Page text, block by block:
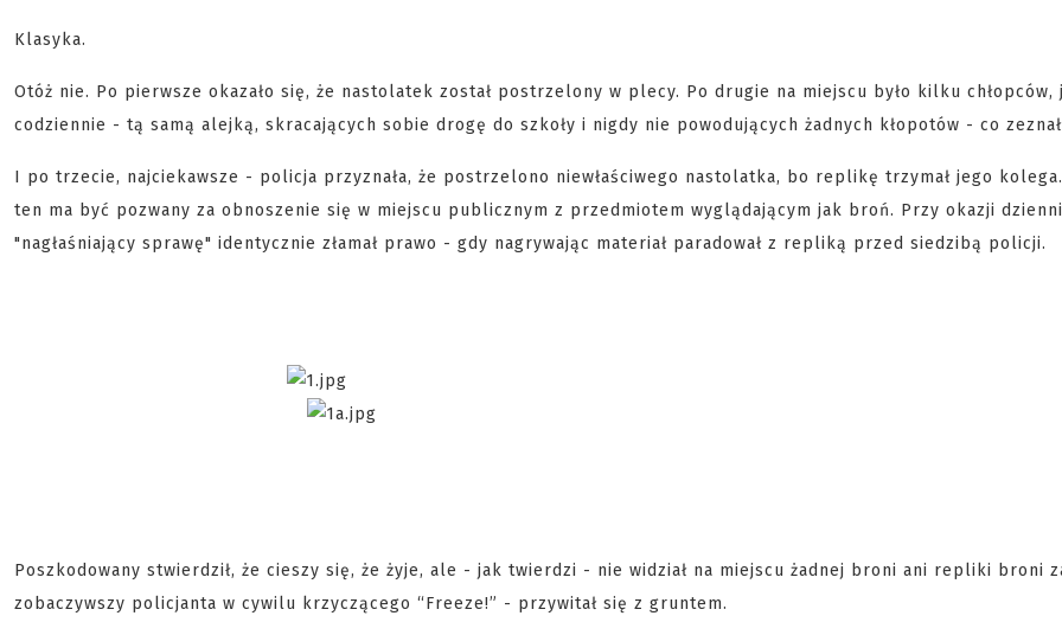
Klasyka.
Otóż nie. Po pierwsze okazało się, że nastolatek został postrzelony w plecy. Po drugie na miejscu było kilku chłopców,
codziennie - tą samą alejką, skracających sobie drogę do szkoły i nigdy nie powodujących żadnych kłopotów - co
I po trzecie, najciekawsze - policja przyznała, że postrzelono niewłaściwego nastolatka, bo replikę trzymał jego
ten ma być pozwany za obnoszenie się w miejscu publicznym z przedmiotem wyglądającym jak broń. Przy okazji
"nagłaśniający sprawę" identycznie złamał prawo - gdy nagrywając materiał paradował z repliką przed siedzibą policji.
Poszkodowany stwierdził, że cieszy się, że żyje, ale - jak twierdzi - nie widział na miejscu żadnej broni ani repliki broni
zobaczywszy policjanta w cywilu krzyczącego “Freeze!” - przywitał się z gruntem.